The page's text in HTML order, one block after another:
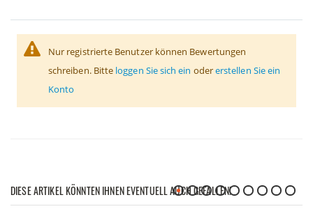
Nur registrierte Benutzer können Bewertungen
schreiben. Bitte loggen Sie sich ein odererstellen Sie ein
Konto
DIESE ARTIKEL KÖNNTEN IHNEN EVENTUELL AUCH GEFALLEN!